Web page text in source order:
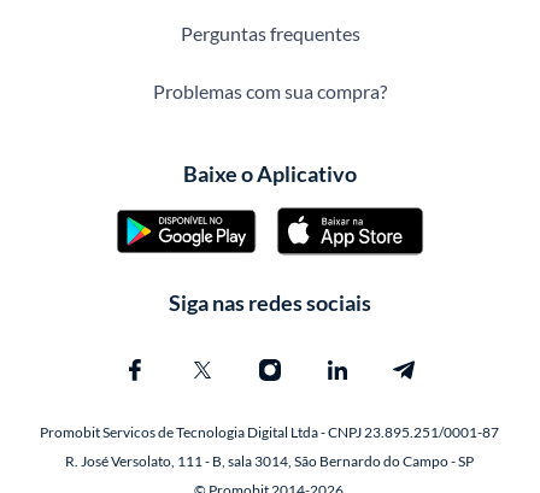
Perguntas frequentes
Problemas com sua compra?
Baixe o Aplicativo
Siga nas redes sociais
Promobit Servicos de Tecnologia Digital Ltda - CNPJ 23.895.251/0001-87
R. José Versolato, 111 - B, sala 3014, São Bernardo do Campo - SP